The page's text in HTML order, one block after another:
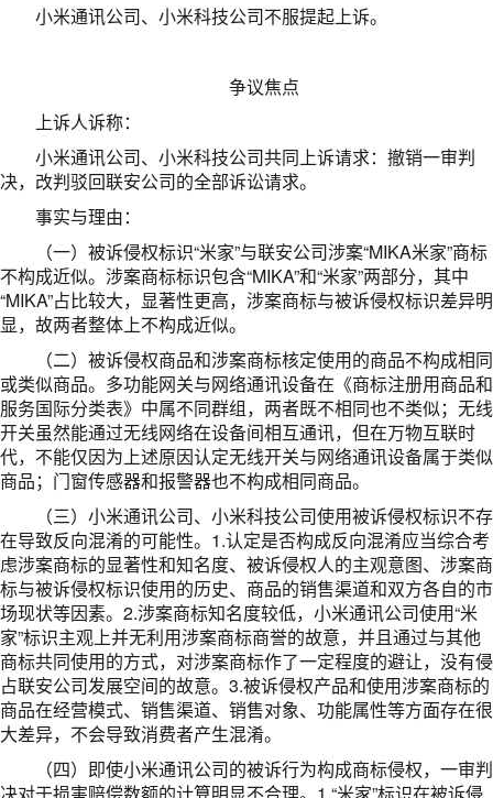
小米通讯公司、小米科技公司不服提起上诉。
争议焦点
上诉人诉称：
小米通讯公司、小米科技公司共同上诉请求：撤销一审判
决，改判驳回联安公司的全部诉讼请求。
事实与理由：
（一）被诉侵权标识“米家”与联安公司涉案“MIKA米家”商标
不构成近似。涉案商标标识包含“MIKA”和“米家”两部分，其中
“MIKA”占比较大，显著性更高，涉案商标与被诉侵权标识差异明
显，故两者整体上不构成近似。
（二）被诉侵权商品和涉案商标核定使用的商品不构成相同
或类似商品。多功能网关与网络通讯设备在《商标注册用商品和
服务国际分类表》中属不同群组，两者既不相同也不类似；无线
开关虽然能通过无线网络在设备间相互通讯，但在万物互联时
代，不能仅因为上述原因认定无线开关与网络通讯设备属于类似
商品；门窗传感器和报警器也不构成相同商品。
（三）小米通讯公司、小米科技公司使用被诉侵权标识不存
在导致反向混淆的可能性。1.认定是否构成反向混淆应当综合考
虑涉案商标的显著性和知名度、被诉侵权人的主观意图、涉案商
标与被诉侵权标识使用的历史、商品的销售渠道和双方各自的市
场现状等因素。2.涉案商标知名度较低，小米通讯公司使用“米
家”标识主观上并无利用涉案商标商誉的故意，并且通过与其他
商标共同使用的方式，对涉案商标作了一定程度的避让，没有侵
占联安公司发展空间的故意。3.被诉侵权产品和使用涉案商标的
商品在经营模式、销售渠道、销售对象、功能属性等方面存在很
大差异，不会导致消费者产生混淆。
（四）即使小米通讯公司的被诉行为构成商标侵权，一审判